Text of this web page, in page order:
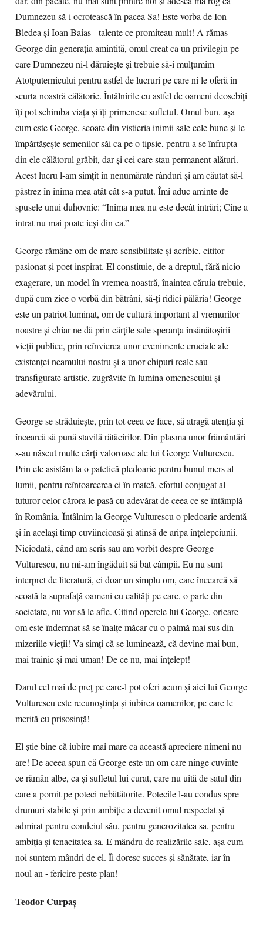
Dumnezeu să-i ocrotească în pacea Sa! Este vorba de Ion
Bledea și Ioan Baias - talente ce promiteau mult! A rămas
George din generația amintită, omul creat ca un privilegiu pe
care Dumnezeu ni-l dăruiește și trebuie să-i mulțumim
Atotputernicului pentru astfel de lucruri pe care ni le oferă în
scurta noastră călătorie. Întâlnirile cu astfel de oameni deosebiți
îți pot schimba viața și îți primenesc sufletul. Omul bun, așa
cum este George, scoate din vistieria inimii sale cele bune și le
împărtășește semenilor săi ca pe o tipsie, pentru a se înfrupta
din ele călătorul grăbit, dar și cei care stau permanent alături.
Acest lucru l-am simțit în nenumărate rânduri și am căutat să-l
păstrez în inima mea atât cât s-a putut. Îmi aduc aminte de
spusele unui duhovnic: “Inima mea nu este decât intrări; Cine a
intrat nu mai poate ieși din ea.”
George rămâne om de mare sensibilitate și acribie, cititor
pasionat și poet inspirat. El constituie, de-a dreptul, fără nicio
exagerare, un model în vremea noastră, înaintea căruia trebuie,
după cum zice o vorbă din bătrâni, să-ți ridici pălăria! George
este un patriot luminat, om de cultură important al vremurilor
noastre și chiar ne dă prin cărțile sale speranța însănătoșirii
vieții publice, prin reînvierea unor evenimente cruciale ale
existenţei neamului nostru și a unor chipuri reale sau
transfigurate artistic, zugrăvite în lumina omenescului și
adevărului.
George se străduiește, prin tot ceea ce face, să atragă atenția și
încearcă să pună stavilă rătăcirilor. Din plasma unor frământări
s-au născut multe cărți valoroase ale lui George Vulturescu.
Prin ele asistăm la o patetică pledoarie pentru bunul mers al
lumii, pentru reîntoarcerea ei în matcă, efortul conjugat al
tuturor celor cărora le pasă cu adevărat de ceea ce se întâmplă
în România. Întâlnim la George Vulturescu o pledoarie ardentă
și în același timp cuviincioasă și atinsă de aripa înțelepciunii.
Niciodată, când am scris sau am vorbit despre George
Vulturescu, nu mi-am îngăduit să bat câmpii. Eu nu sunt
interpret de literatură, ci doar un simplu om, care încearcă să
scoată la suprafață oameni cu calități pe care, o parte din
societate, nu vor să le afle. Citind operele lui George, oricare
om este îndemnat să se înalțe măcar cu o palmă mai sus din
mizeriile vieții! Va simți că se luminează, că devine mai bun,
mai trainic și mai uman! De ce nu, mai înțelept!
Darul cel mai de preț pe care-l pot oferi acum și aici lui George
Vulturescu este recunoștința și iubirea oamenilor, pe care le
merită cu prisosință!
El știe bine că iubire mai mare ca această apreciere nimeni nu
are! De aceea spun că George este un om care ninge cuvinte
ce rămân albe, ca și sufletul lui curat, care nu uită de satul din
care a pornit pe poteci nebătătorite. Potecile l-au condus spre
drumuri stabile și prin ambiție a devenit omul respectat și
admirat pentru condeiul său, pentru generozitatea sa, pentru
ambiția și tenacitatea sa. E mândru de realizările sale, așa cum
noi suntem mândri de el. Îi doresc succes și sănătate, iar în
noul an - fericire peste plan!
Teodor Curpaş